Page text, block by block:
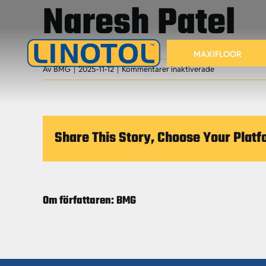
MAXIFLOOR
Naresh Patel
AvBMG | 2025-11-12 | Kommentarer inaktiveradeför
Naresh
Share This Story, Choose Your
Om författaren:BMG